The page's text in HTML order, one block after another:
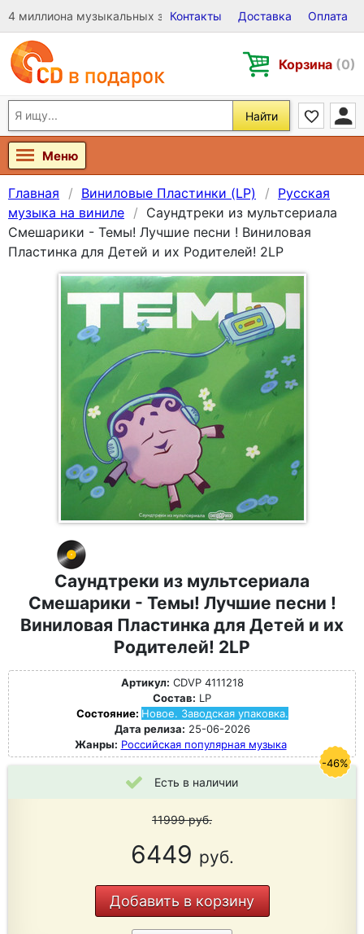
4 миллиона музыкальных записей на Виниле, CD и DVD
Контакты Доставка Оплата
Корзина (0)
Найти
Меню
Главная Виниловые Пластинки (LP)
Русская
музыка на виниле
Саундтреки из мультсериала
Смешарики - Темы! Лучшие песни ! Виниловая
Пластинка для Детей и их Родителей! 2LP
Саундтреки из мультсериала
Смешарики - Темы! Лучшие песни !
Виниловая Пластинка для Детей и их
Родителей! 2LP
Артикул: CDVP 4111218
Состав: LP
Состояние: Новое. Заводская упаковка.
Дата релиза: 25-06-2026
Жанры: Российская популярная музыка
Есть в наличии
11999руб.
6449 руб.
Добавить в корзину
-46%